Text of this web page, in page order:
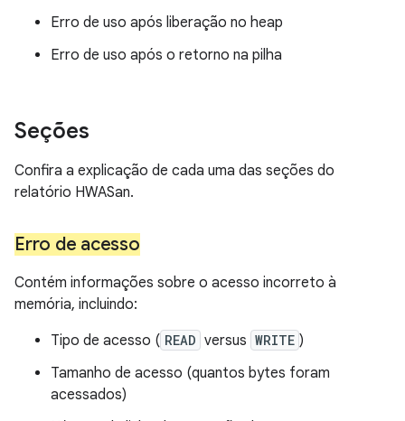
Erro de uso após liberação no heap
Erro de uso após o retorno na pilha
Seções
Confira a explicação de cada uma das seções do
relatório HWASan.
Erro de acesso
Contém informações sobre o acesso incorreto à
memória, incluindo:
Tipo de acesso ( READ versus WRITE )
Tamanho de acesso (quantos bytes foram
acessados)